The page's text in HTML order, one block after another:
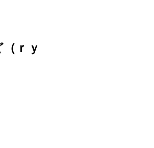
ｒｙ